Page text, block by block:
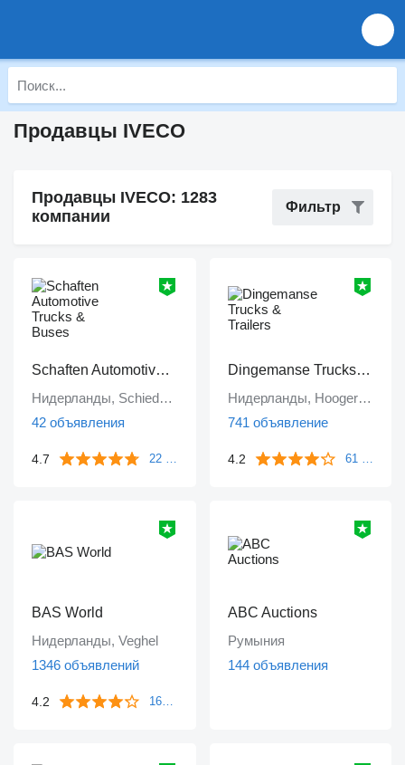
Продавцы IVECO
Продавцы IVECO: 1283
компании
Фильтр
Schaften Automotive Trucks & Buses
Нидерланды, Schiedam
42 объявления
4.7 22 отзыва
Dingemanse Trucks & Trailers
Нидерланды, Hoogerheide
741 объявление
4.2 61 отзыв
BAS World
Нидерланды, Veghel
1346 объявлений
4.2 1671 отзыв
ABC Auctions
Румыния
144 объявления